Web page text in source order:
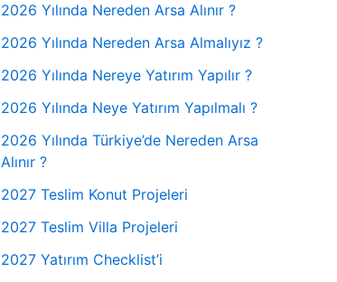
2026 Yılında Nereden Arsa Alınır ?
2026 Yılında Nereden Arsa Almalıyız ?
2026 Yılında Nereye Yatırım Yapılır ?
2026 Yılında Neye Yatırım Yapılmalı ?
2026 Yılında Türkiye’de Nereden Arsa
Alınır ?
2027 Teslim Konut Projeleri
2027 Teslim Villa Projeleri
2027 Yatırım Checklist’i